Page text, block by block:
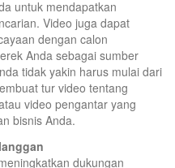
untuk mendapatkan
Video juga dapat
dengan calon
Anda sebagai sumber
tidak yakin harus mulai dari
tur video tentang
video pengantar yang
bisnis Anda.
dukungan